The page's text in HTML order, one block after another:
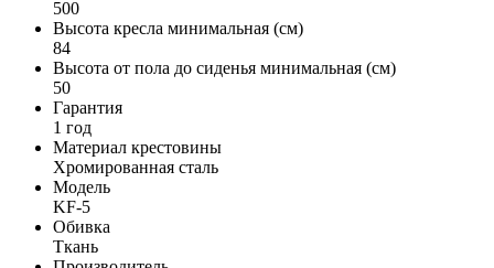
500
Высота кресла минимальная (см)
84
Высота от пола до сиденья минимальная (см)
50
Гарантия
1 год
Материал крестовины
Хромированная сталь
Модель
KF-5
Обивка
Ткань